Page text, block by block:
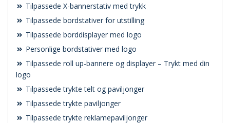
Tilpassede X-bannerstativ med trykk
Tilpassede bordstativer for utstilling
Tilpassede borddisplayer med logo
Personlige bordstativer med logo
Tilpassede roll up-bannere og displayer – Trykt med din
logo
Tilpassede trykte telt og paviljonger
Tilpassede trykte paviljonger
Tilpassede trykte reklamepaviljonger